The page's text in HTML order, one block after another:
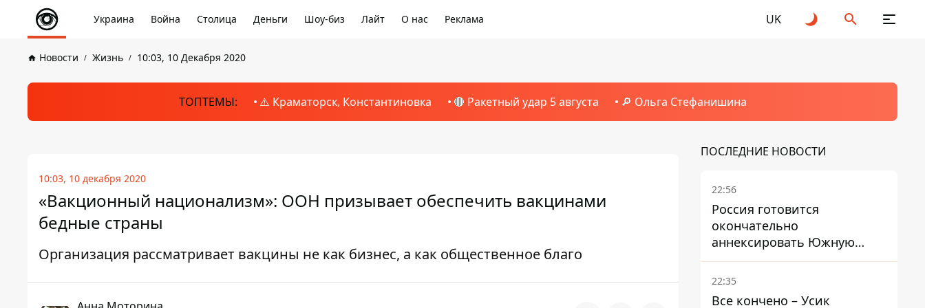
Украина Война Столица Деньги Шоу-биз Лайт О нас Реклама UK
Новости Жизнь 10:03, 10 Декабря 2020
ТОПТЕМЫ: ⚠️ Краматорск, Константиновка 🔴 Ракетный удар 5 августа 🔎 Ольга Стефанишина
10:03, 10 декабря 2020
«Вакционный национализм»: ООН призывает обеспечить вакцинами
бедные страны
Организация рассматривает вакцины не как бизнес, а как общественное благо
ПОСЛЕДНИЕ НОВОСТИ
22:56
Россия готовится
окончательно
аннексировать Южную
Осетию – страны НАТО
обеспокоены
22:35
Все кончено – Усик